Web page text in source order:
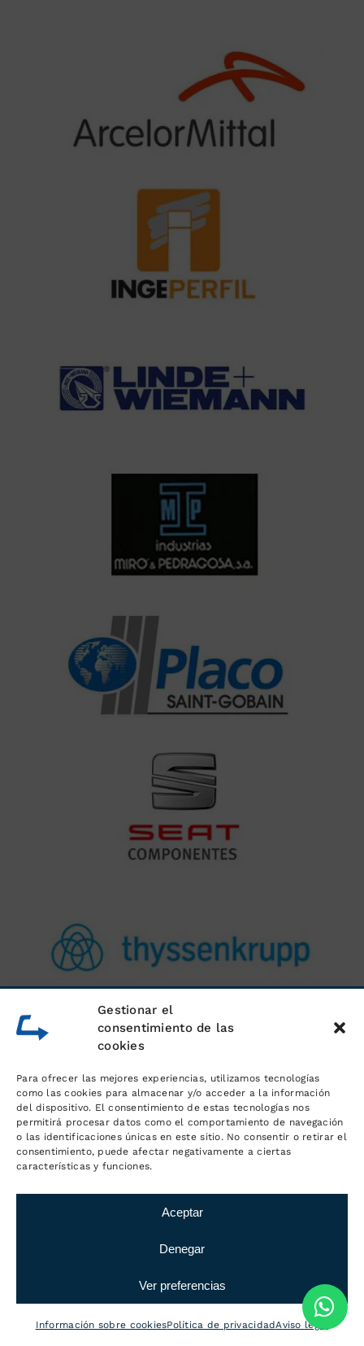
Gestionar el
consentimiento de las
cookies
Para ofrecer las mejores experiencias, utilizamos tecnologías
como las cookies para almacenar y/o acceder a la información
del dispositivo. El consentimiento de estas tecnologías nos
permitirá procesar datos como el comportamiento de navegación
o las identificaciones únicas en este sitio. No consentir o retirar el
consentimiento, puede afectar negativamente a ciertas
características y funciones.
Aceptar
Denegar
Ver preferencias
Información sobre cookiesPolítica de privacidadAviso legal